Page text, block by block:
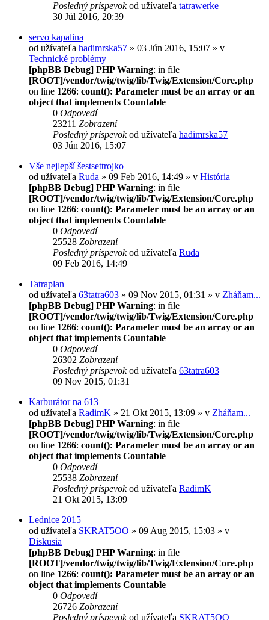
Posledný príspevokod užívateľa tatrawerke
30 Júl 2016, 20:39
servo kapalina
od užívateľa hadimrska57 » 03 Jún 2016, 15:07 » v
Technické problémy
[phpBB Debug] PHP Warning: in file
[ROOT]/vendor/twig/twig/lib/Twig/Extension/Core.php
on line 1266: count(): Parameter must be an array or an
object that implements Countable
0 Odpovedí
23211 Zobrazení
Posledný príspevokod užívateľa hadimrska57
03 Jún 2016, 15:07
Vše nejlepší šestsettrojko
od užívateľa Ruda » 09 Feb 2016, 14:49 » v História
[phpBB Debug] PHP Warning: in file
[ROOT]/vendor/twig/twig/lib/Twig/Extension/Core.php
on line 1266: count(): Parameter must be an array or an
object that implements Countable
0 Odpovedí
25528 Zobrazení
Posledný príspevokod užívateľa Ruda
09 Feb 2016, 14:49
Tatraplan
od užívateľa 63tatra603 » 09 Nov 2015, 01:31 » v Zháňam...
[phpBB Debug] PHP Warning: in file
[ROOT]/vendor/twig/twig/lib/Twig/Extension/Core.php
on line 1266: count(): Parameter must be an array or an
object that implements Countable
0 Odpovedí
26302 Zobrazení
Posledný príspevokod užívateľa 63tatra603
09 Nov 2015, 01:31
Karburátor na 613
od užívateľa RadimK » 21 Okt 2015, 13:09 » v Zháňam...
[phpBB Debug] PHP Warning: in file
[ROOT]/vendor/twig/twig/lib/Twig/Extension/Core.php
on line 1266: count(): Parameter must be an array or an
object that implements Countable
0 Odpovedí
25538 Zobrazení
Posledný príspevokod užívateľa RadimK
21 Okt 2015, 13:09
Lednice 2015
od užívateľa SKRAT5OO » 09 Aug 2015, 15:03 » v
Diskusia
[phpBB Debug] PHP Warning: in file
[ROOT]/vendor/twig/twig/lib/Twig/Extension/Core.php
on line 1266: count(): Parameter must be an array or an
object that implements Countable
0 Odpovedí
26726 Zobrazení
Posledný príspevokod užívateľa SKRAT5OO